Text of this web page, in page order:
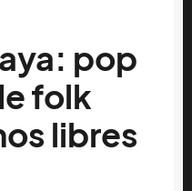
pop
folk
libres